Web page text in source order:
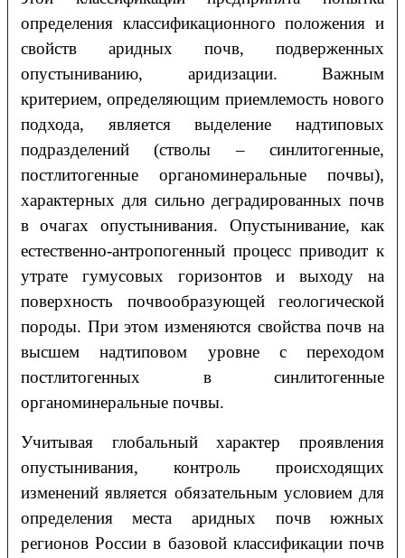
определения классификационного положения и
свойств аридных почв, подверженных
опустыниванию, аридизации. Важным
критерием, определяющим приемлемость нового
подхода, является выделение надтиповых
подразделений (стволы – синлитогенные,
постлитогенные органоминеральные почвы),
характерных для сильно деградированных почв
в очагах опустынивания. Опустынивание, как
естественно-антропогенный процесс приводит к
утрате гумусовых горизонтов и выходу на
поверхность почвообразующей геологической
породы. При этом изменяются свойства почв на
высшем надтиповом уровне с переходом
постлитогенных в синлитогенные
органоминеральные почвы.
Учитывая глобальный характер проявления
опустынивания, контроль происходящих
изменений является обязательным условием для
определения места аридных почв южных
регионов России в базовой классификации почв